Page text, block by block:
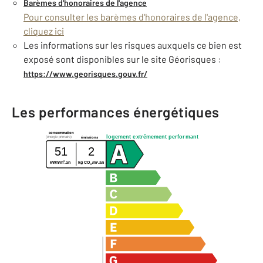
Barèmes d'honoraires de l'agence
Pour consulter les barèmes d'honoraires de l'agence,
cliquez ici
Les informations sur les risques auxquels ce bien est
exposé sont disponibles sur le site Géorisques :
https://www.georisques.gouv.fr/
Les performances énergétiques
logement extrêmement performant
consommation
émissions
(énergie primaire)
51 2
kWh/m2.an kg CO2 /m2.an